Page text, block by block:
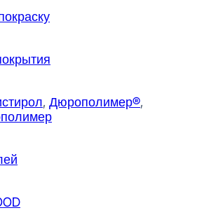
, Дюрополимер®,